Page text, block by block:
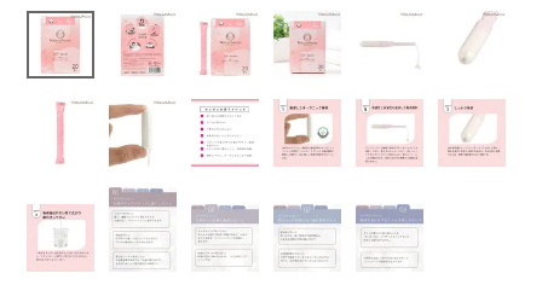
美容・コスメ・香水
衛生用品
日用品雑貨
フェムケア